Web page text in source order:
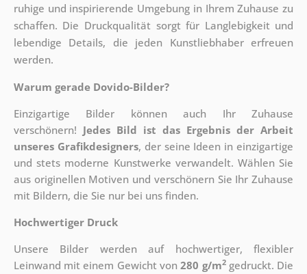
ruhige und inspirierende Umgebung in Ihrem Zuhause zu
schaffen. Die Druckqualität sorgt für Langlebigkeit und
lebendige Details, die jeden Kunstliebhaber erfreuen
werden.
Warum gerade Dovido-Bilder?
Einzigartige Bilder können auch Ihr Zuhause
verschönern! Jedes Bild ist das Ergebnis der Arbeit
unseres Grafikdesigners, der seine Ideen in einzigartige
und stets moderne Kunstwerke verwandelt. Wählen Sie
aus originellen Motiven und verschönern Sie Ihr Zuhause
mit Bildern, die Sie nur bei uns finden.
Hochwertiger Druck
Unsere Bilder werden auf hochwertiger, flexibler
Leinwand mit einem Gewicht von280 g/m2gedruckt. Die